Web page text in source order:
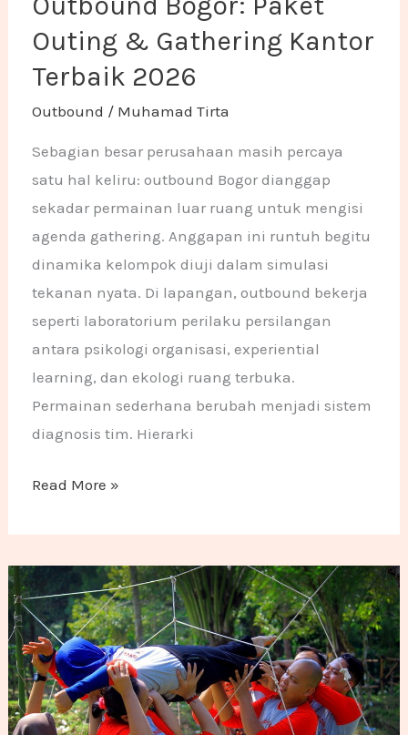
Outing & Gathering Kantor
Terbaik 2026
Outbound / Muhamad Tirta
Sebagian besar perusahaan masih percaya
satu hal keliru: outbound Bogor dianggap
sekadar permainan luar ruang untuk mengisi
agenda gathering. Anggapan ini runtuh begitu
dinamika kelompok diuji dalam simulasi
tekanan nyata. Di lapangan, outbound bekerja
seperti laboratorium perilaku persilangan
antara psikologi organisasi, experiential
learning, dan ekologi ruang terbuka.
Permainan sederhana berubah menjadi sistem
diagnosis tim. Hierarki
Read More »
Outbound Bogor: 15 Lokasi & Paket Outing Kantor